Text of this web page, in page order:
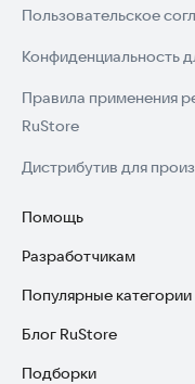
Пользовательское
Конфиденциальность
Правила применения
RuStore
Дистрибутив для
Помощь
Установка RuStore на TV
Установка RuStore на
Установка RuStore в
Разработчикам
Зарабатывать с RuStore
Стать разработчиком
Популярные категории
Игры для Android
Приложения банков
Блог RuStore
Обзоры игр для Android
Подборки